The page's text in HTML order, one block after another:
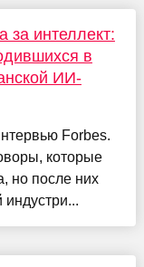
за интеллект:
в
ИИ-
Forbes.
которые
но после них
индустри...